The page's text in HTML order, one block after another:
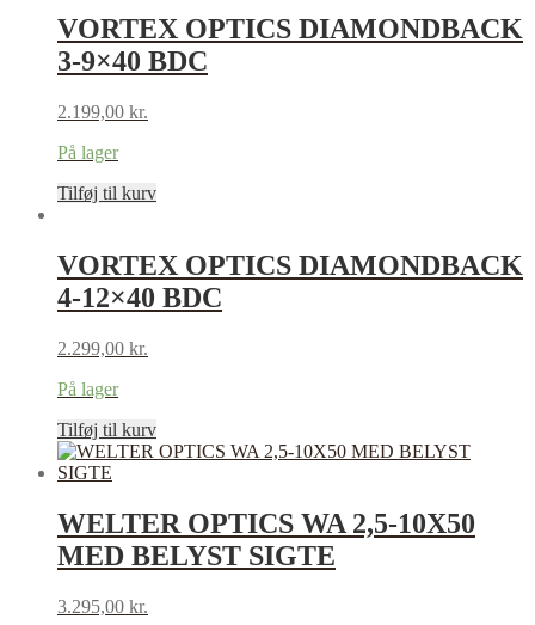
VORTEX OPTICS DIAMONDBACK
3-9×40 BDC
2.199,00 kr.
På lager
Tilføj til kurv
VORTEX OPTICS DIAMONDBACK
4-12×40 BDC
2.299,00 kr.
På lager
Tilføj til kurv
WELTER OPTICS WA 2,5-10X50
MED BELYST SIGTE
3.295,00 kr.